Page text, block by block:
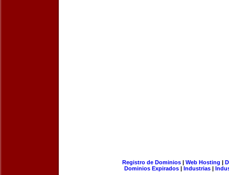
Registro de Dominios| Web Hosting |
Dominios Expirados | Industrias |